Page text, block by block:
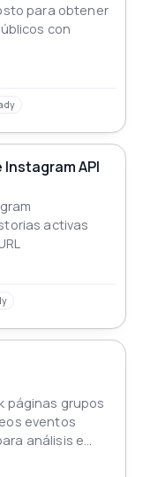
para obtener
con
API
activas
páginas grupos
eventos
análisis e